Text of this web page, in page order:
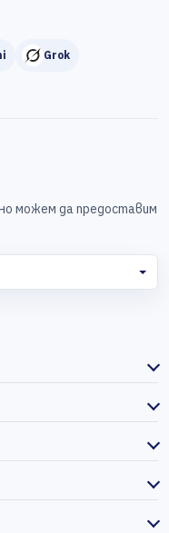
Grok
можем да предоставим